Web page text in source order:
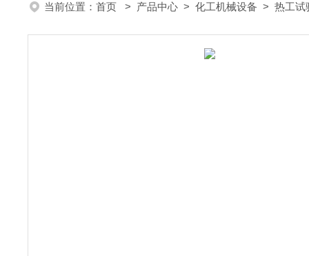
当前位置： 首页 > 产品中心 > 化工机械设备 > 热工试